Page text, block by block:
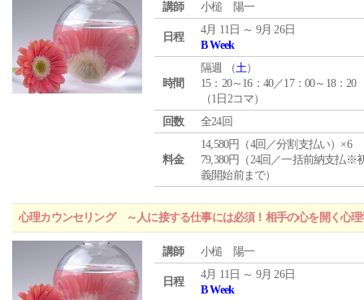
講師 小槌 陽一
日程
4月 11日 ～ 9月 26日
B Week
時間
隔週 （土）
15：20～16：40／17：00～18：20
（1日2コマ）
回数
全24回
料金
14,580円（4回／分割支払い）×6
79,380円（24回／一括前納支払※
義開始前まで）
心理カウンセリング ～人に接する仕事には必須！相手の心を開く心理
講師 小槌 陽一
日程
4月 11日 ～ 9月 26日
B Week